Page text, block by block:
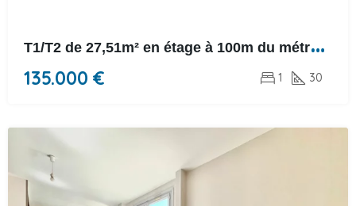
T
1/T2 de 27,51m² en étage à 100m du métro Flachet
135.000 € 1 30